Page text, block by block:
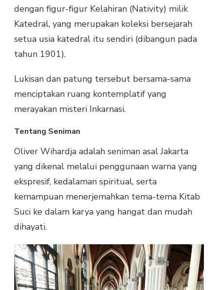
dengan figur-figur Kelahiran (Nativity) milik
Katedral, yang merupakan koleksi bersejarah
setua usia katedral itu sendiri (dibangun pada
tahun 1901).
Lukisan dan patung tersebut bersama-sama
menciptakan ruang kontemplatif yang
merayakan misteri Inkarnasi.
Tentang Seniman
Oliver Wihardja adalah seniman asal Jakarta
yang dikenal melalui penggunaan warna yang
ekspresif, kedalaman spiritual, serta
kemampuan menerjemahkan tema-tema Kitab
Suci ke dalam karya yang hangat dan mudah
dihayati.